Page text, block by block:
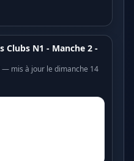
Clubs N1 - Manche 2 -
mis à jour le dimanche 14